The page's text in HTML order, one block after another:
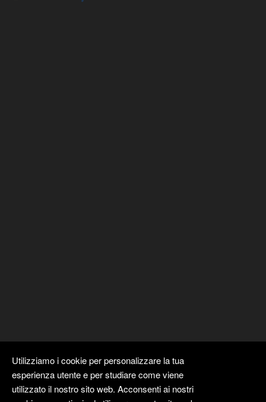
Utilizziamo i cookie per personalizzare la tua
esperienza utente e per studiare come viene
utilizzato il nostro sito web. Acconsenti ai nostri